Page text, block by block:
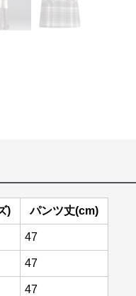
) パンツ丈(cm)
47
47
47